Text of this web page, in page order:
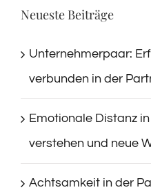
Neueste Beiträge
Unternehmerpaar:
verbunden in der
Emotionale Distanz
verstehen und neue
Achtsamkeit in der